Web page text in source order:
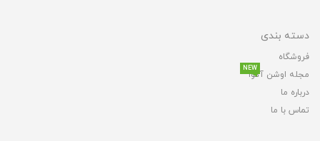
دسته بندی
فروشگاه
مجله اوشن آکوا
NEW
درباره ما
تماس با ما